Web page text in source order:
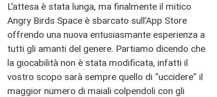
L’attesa è stata lunga, ma finalmente il mitico
Angry Birds Space è sbarcato sull’App Store
offrendo una nuova entusiasmante esperienza a
tutti gli amanti del genere. Partiamo dicendo che
la giocabilità non è stata modificata, infatti il
vostro scopo sarà sempre quello di “uccidere” il
maggior numero di maiali colpendoli con gli